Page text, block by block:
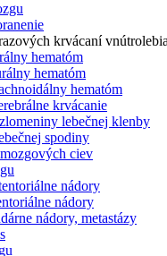
krvácaní vnútrolebia
hematóm
hematóm
hematóm
krvácanie
lebečnej klenby
spodiny
ciev
nádory
nádory
nádory, metastázy